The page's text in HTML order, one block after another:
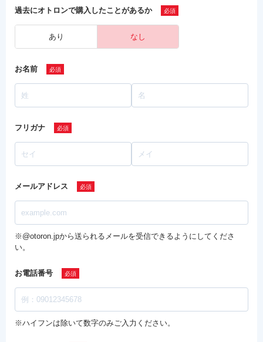
過去にオトロンで購入したことがあるか
あり なし
お名前
フリガナ
メールアドレス
※@otoron.jpから送られるメールを受信できるようにしてくださ
い。
お電話番号
※ハイフンは除いて数字のみご入力ください。